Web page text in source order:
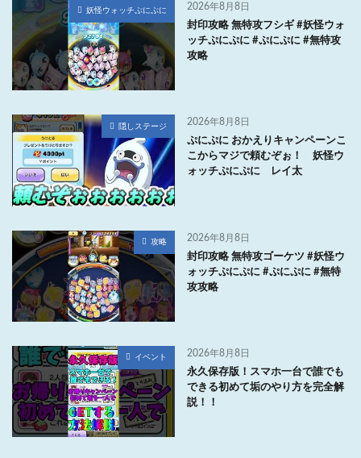
妖怪ウォッチぷにぷに 2026年8月8日
封印攻略 無特攻フシギ #妖怪ウォ
ッチぷにぷに #ぷにぷに #無特攻
攻略
隠しステージ 2026年8月8日
ぷにぷに おかえりキャンペーンこ
こからマジで頼むぞぉ！ 妖怪ウ
ォッチぷにぷに レイ太
攻略 2026年8月8日
封印攻略 無特攻ゴーケツ #妖怪ウ
ォッチぷにぷに #ぷにぷに #無特
攻攻略
イベント 2026年8月8日
永久保存版！スマホ一台で誰でも
できる初めて垢のやり方を完全解
説！！